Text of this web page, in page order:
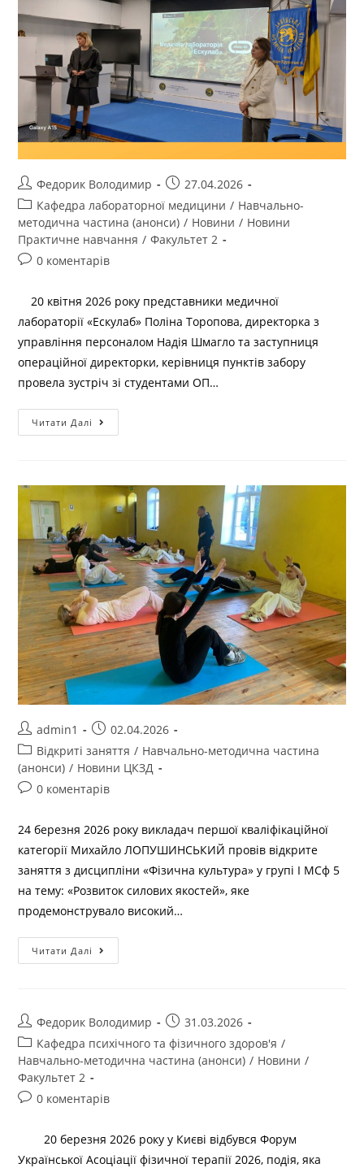
Федорик Володимир
27.04.2026
Кафедра лабораторної медицини / Навчально-
методична частина (анонси) / Новини / Новини
Практичне навчання / Факультет 2
0 коментарів
20 квітня 2026 року представники медичної
лабораторії «Ескулаб» Поліна Торопова, директорка з
управління персоналом Надія Шмагло та заступниця
операційної директорки, керівниця пунктів забору
провела зустріч зі студентами ОП…
Читати Далі
admin1
02.04.2026
Відкриті заняття / Навчально-методична частина
(анонси) / Новини ЦКЗД
0 коментарів
24 березня 2026 року викладач першої кваліфікаційної
категорії Михайло ЛОПУШИНСЬКИЙ провів відкрите
заняття з дисципліни «Фізична культура» у групі І МСф 5
на тему: «Розвиток силових якостей», яке
продемонструвало високий…
Читати Далі
Федорик Володимир
31.03.2026
Кафедра психічного та фізичного здоров'я /
Навчально-методична частина (анонси) / Новини /
Факультет 2
0 коментарів
20 березня 2026 року у Києві відбувся Форум
Української Асоціації фізичної терапії 2026, подія, яка